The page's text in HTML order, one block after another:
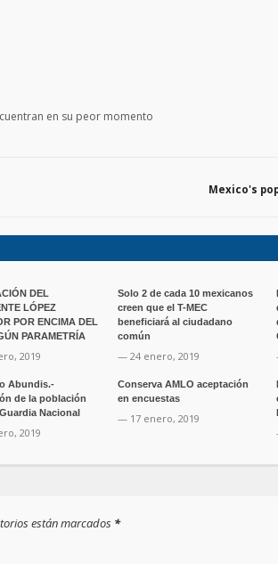
en su peor momento
Mexico's
DEL
LÓPEZ
POR ENCIMA DEL
PARAMETRÍA
2019
Solo 2 de cada 10 mexicanos
creen que el T-MEC
beneficiará al ciudadano
común
— 24 enero, 2019
Abundis.-
de la población
Nacional
2019
Conserva AMLO aceptación
en encuestas
— 17 enero, 2019
están marcados *